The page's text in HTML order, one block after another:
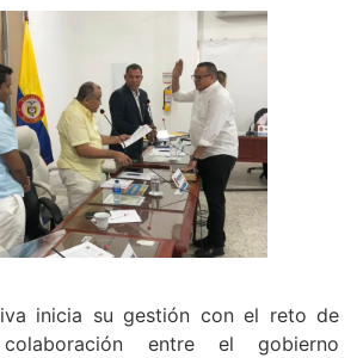
inicia su gestión con el reto de
entre el gobierno